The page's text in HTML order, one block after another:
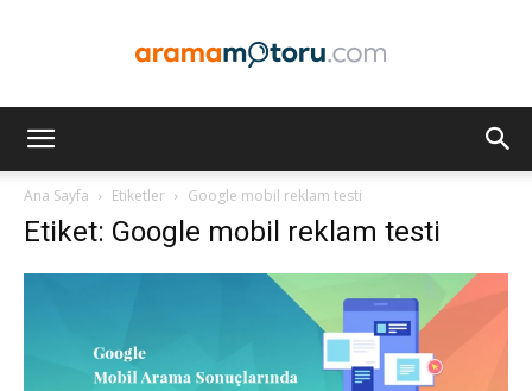
Optimizasyonu
Ana Sayfa Etiketler Google mobil reklam testi
Etiket: Google mobil reklam testi